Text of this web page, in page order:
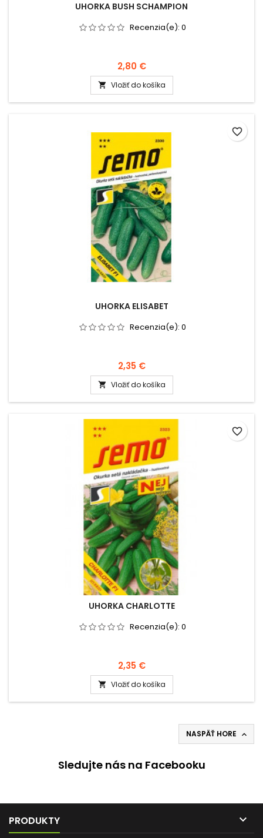
UHORKA BUSH SCHAMPION
Recenzia(e): 0
2,80 €
 Vložiť do košíka
UHORKA ELISABET
Recenzia(e): 0
2,35 €
 Vložiť do košíka
favorite_border
UHORKA CHARLOTTE
Recenzia(e): 0
2,35 €
 Vložiť do košíka
favorite_border
NASPÄŤ HORE 
Sledujte nás na Facebooku
PRODUKTY 